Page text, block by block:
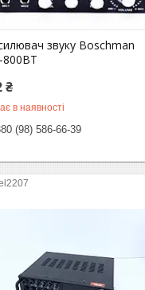
звуку Boschman
800BT
₴
в наявності
(98) 586-66-39